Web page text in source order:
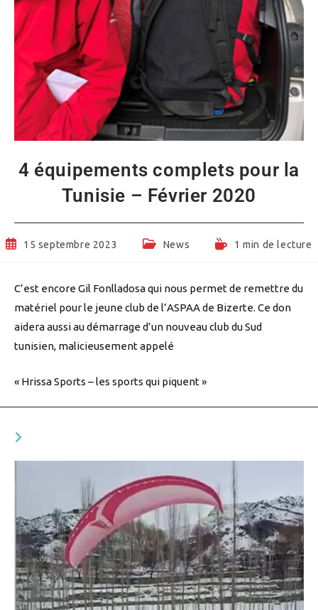
4 équipements complets pour la
Tunisie – Février 2020
Publication
15 septembre 2023
PostNews
Temps1 min de lecture
C’est encore Gil Fonlladosa qui nous permet de remettre du
matériel pour le jeune club de l’ASPAA de Bizerte. Ce don
aidera aussi au démarrage d’un nouveau club du Sud
tunisien, malicieusement appelé
« Hrissa Sports – les sports qui piquent »